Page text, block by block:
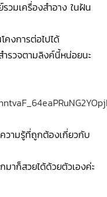
มเครื่องสำอาง ในฝัน
งการต่อไปได้
ำรวจตามลิงค์นี้หน่อยนะ
วามรู้ที่ถูกต้องเกี่ยวกับ
มาก็สวยได้ด้วยตัวเองค่ะ